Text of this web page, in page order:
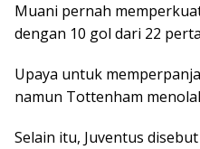
Muani pernah
dengan 10 gol dari 22
Upaya untuk
namun Tottenham
Selain itu, Juventus